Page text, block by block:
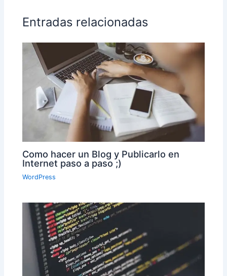
Entradas relacionadas
Como hacer un Blog y Publicarlo en
Internet paso a paso ;)
WordPress